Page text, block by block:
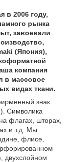
в 2006 году,
рынка
завоевали
(Япония),
компания
в массовое
видах ткани.
знак
Символика
флагах, шторах,
и т.д. Мы
флисе,
двухслойном